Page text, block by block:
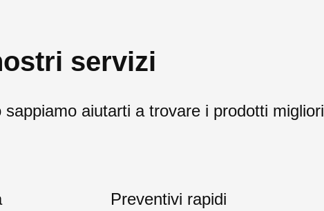
servizi
aiutarti a trovare i prodotti migliori
Preventivi rapidi